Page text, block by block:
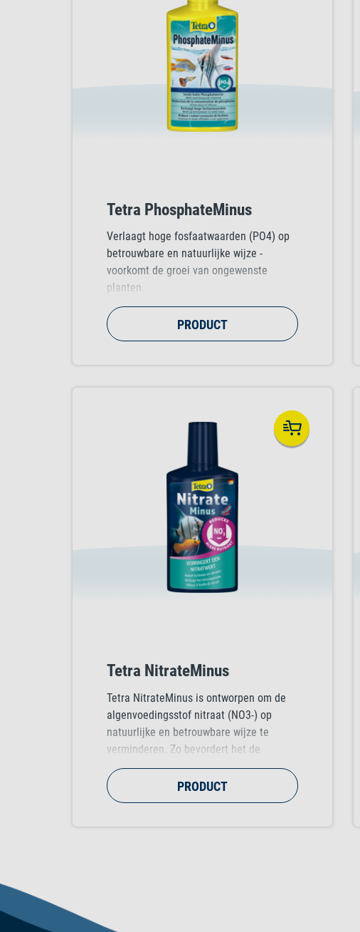
Tetra PhosphateMinus
Verlaagt hoge fosfaatwaarden (PO4) op
betrouwbare en natuurlijke wijze -
voorkomt de groei van ongewenste
planten.
PRODUCT
Tetra NitrateMinus
Tetra NitrateMinus is ontworpen om de
algenvoedingsstof nitraat (NO3-) op
natuurlijke en betrouwbare wijze te
verminderen. Zo bevordert het de
waterkwaliteit van uw zoetwateraquarium
en gaat het algengroei tegen.
PRODUCT